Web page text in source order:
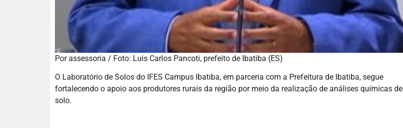
Por assessoria / Foto: Luis Carlos Pancoti, prefeito de Ibatiba (ES)
O Laboratório de Solos do IFES Campus Ibatiba, em parceria com a Prefeitura de Ibatiba, segue
fortalecendo o apoio aos produtores rurais da região por meio da realização de análises químicas de
solo.